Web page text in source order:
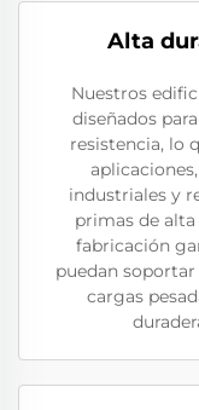
Alta
Nuestros
diseñados
resistencia, lo
industriales y
primas de alta
fabricación
puedan
cargas